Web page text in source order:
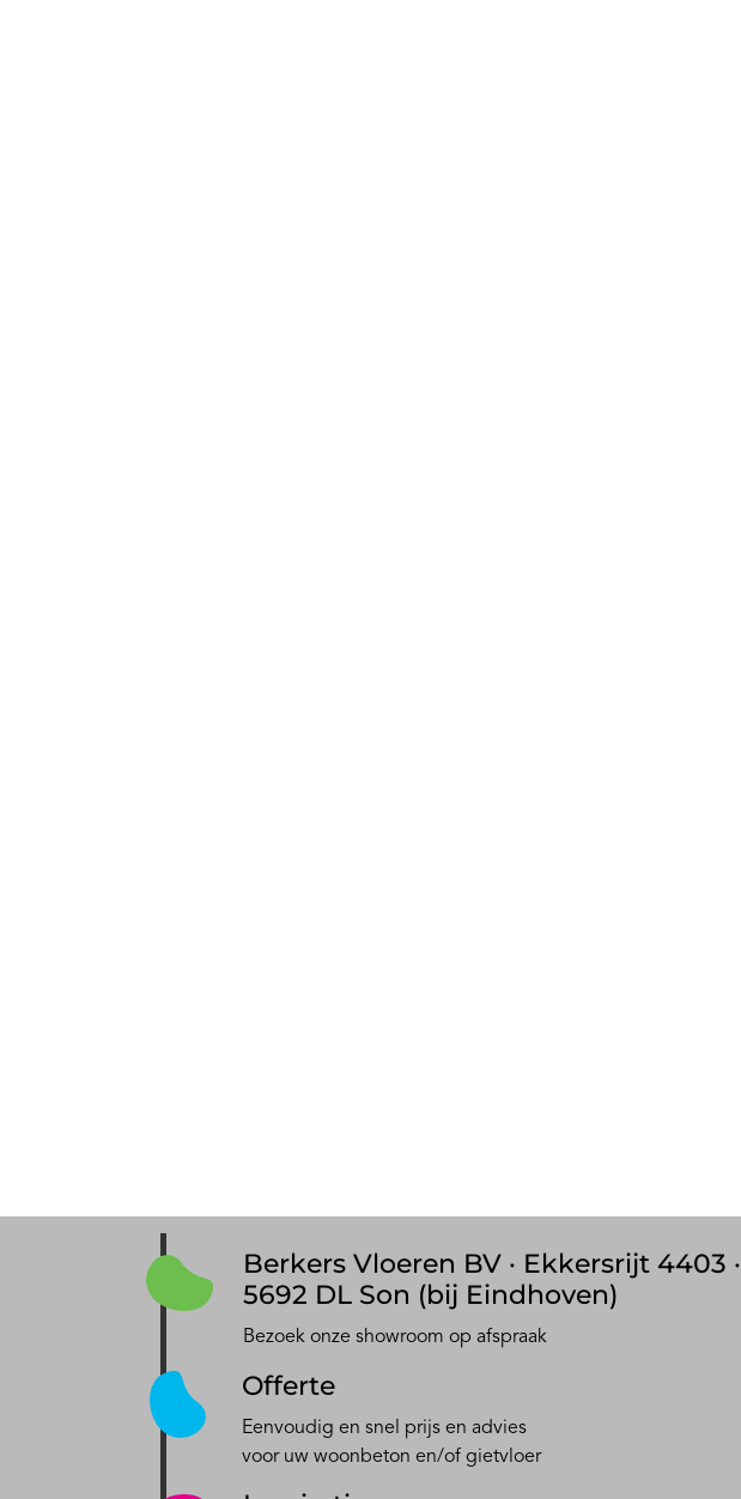
Berkers Vloeren BV · Ekkersrijt 4403 ·
5692 DL Son (bij Eindhoven)
Bezoek onze showroom op afspraak
Offerte
Eenvoudig en snel prijs en advies
voor uw woonbeton en/of gietvloer